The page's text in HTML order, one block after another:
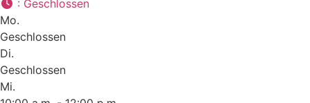
: Geschlossen
Mo.
Geschlossen
Di.
Geschlossen
Mi.